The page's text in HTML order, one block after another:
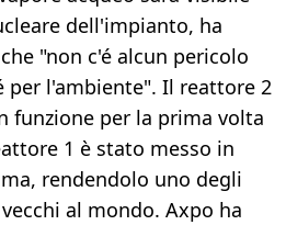
dell'impianto, ha
"non c'é alcun pericolo
per l'ambiente". Il reattore 2
funzione per la prima volta
1 è stato messo in
rendendolo uno degli
al mondo. Axpo ha